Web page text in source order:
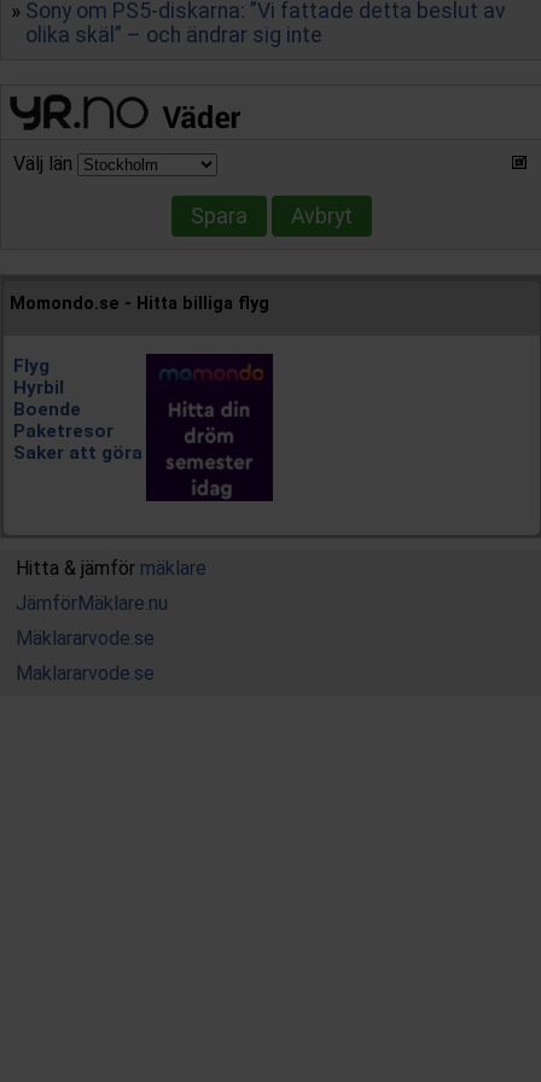
Sony om PS5-diskarna: ”Vi fattade detta beslut av
olika skäl” – och ändrar sig inte
Välj län
Spara Avbryt
Momondo.se - Hitta billiga flyg
Flyg
Hyrbil
Boende
Paketresor
Saker att göra
Hitta & jämför mäklare
JämförMäklare.nu
Mäklararvode.se
Maklararvode.se